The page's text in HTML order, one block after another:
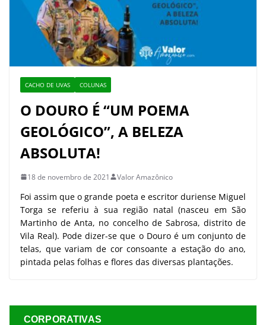
CACHO DE UVAS COLUNAS
O DOURO É “UM POEMA
GEOLÓGICO”, A BELEZA
ABSOLUTA!
18 de novembro de 2021 Valor Amazônico
Foi assim que o grande poeta e escritor duriense Miguel
Torga se referiu à sua região natal (nasceu em São
Martinho de Anta, no concelho de Sabrosa, distrito de
Vila Real). Pode dizer-se que o Douro é um conjunto de
telas, que variam de cor consoante a estação do ano,
pintada pelas folhas e flores das diversas plantações.
CORPORATIVAS